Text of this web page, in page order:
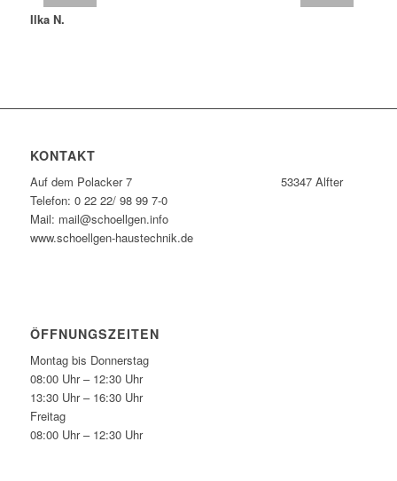
Ilka N.
KONTAKT
Auf dem Polacker 7 53347 Alfter
Telefon: 0 22 22/ 98 99 7-0
Mail: mail@schoellgen.info
www.schoellgen-haustechnik.de
ÖFFNUNGSZEITEN
Montag bis Donnerstag
08:00 Uhr – 12:30 Uhr
13:30 Uhr – 16:30 Uhr
Freitag
08:00 Uhr – 12:30 Uhr